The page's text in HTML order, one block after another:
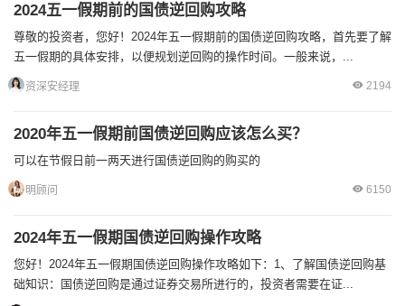
2024五一假期前的国债逆回购攻略
尊敬的投资者，您好！2024年五一假期前的国债逆回购攻略，首先要了解
五一假期的具体安排，以便规划逆回购的操作时间。一般来说，...
资深安经理 2194
2020年五一假期前国债逆回购应该怎么买？
可以在节假日前一两天进行国债逆回购的购买的
明顾问 6150
2024年五一假期国债逆回购操作攻略
您好！2024年五一假期国债逆回购操作攻略如下：1、了解国债逆回购基
础知识：国债逆回购是通过证券交易所进行的，投资者需要在证...